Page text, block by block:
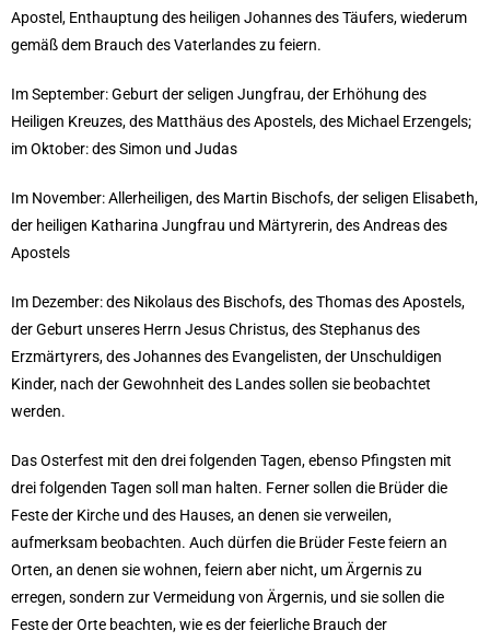
Apostel, Enthauptung des heiligen Johannes des Täufers, wiederum
gemäß dem Brauch des Vaterlandes zu feiern.
Im September: Geburt der seligen Jungfrau, der Erhöhung des
Heiligen Kreuzes, des Matthäus des Apostels, des Michael Erzengels;
im Oktober: des Simon und Judas
Im November: Allerheiligen, des Martin Bischofs, der seligen Elisabeth,
der heiligen Katharina Jungfrau und Märtyrerin, des Andreas des
Apostels
Im Dezember: des Nikolaus des Bischofs, des Thomas des Apostels,
der Geburt unseres Herrn Jesus Christus, des Stephanus des
Erzmärtyrers, des Johannes des Evangelisten, der Unschuldigen
Kinder, nach der Gewohnheit des Landes sollen sie beobachtet
werden.
Das Osterfest mit den drei folgenden Tagen, ebenso Pfingsten mit
drei folgenden Tagen soll man halten. Ferner sollen die Brüder die
Feste der Kirche und des Hauses, an denen sie verweilen,
aufmerksam beobachten. Auch dürfen die Brüder Feste feiern an
Orten, an denen sie wohnen, feiern aber nicht, um Ärgernis zu
erregen, sondern zur Vermeidung von Ärgernis, und sie sollen die
Feste der Orte beachten, wie es der feierliche Brauch der